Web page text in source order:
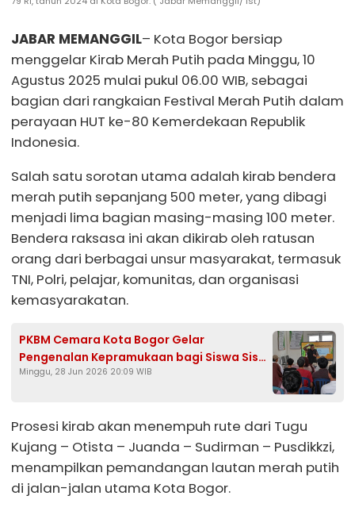
JABAR MEMANGGIL– Kota Bogor bersiap
menggelar Kirab Merah Putih pada Minggu, 10
Agustus 2025 mulai pukul 06.00 WIB, sebagai
bagian dari rangkaian Festival Merah Putih dalam
perayaan HUT ke-80 Kemerdekaan Republik
Indonesia.
Salah satu sorotan utama adalah kirab bendera
merah putih sepanjang 500 meter, yang dibagi
menjadi lima bagian masing-masing 100 meter.
Bendera raksasa ini akan dikirab oleh ratusan
orang dari berbagai unsur masyarakat, termasuk
TNI, Polri, pelajar, komunitas, dan organisasi
kemasyarakatan.
PKBM Cemara Kota Bogor Gelar
Pengenalan Kepramukaan bagi Siswa Siswi
Baru
Minggu, 28 Jun 2026 20:09 WIB
Prosesi kirab akan menempuh rute dari Tugu
Kujang – Otista – Juanda – Sudirman – Pusdikkzi,
menampilkan pemandangan lautan merah putih
di jalan-jalan utama Kota Bogor.